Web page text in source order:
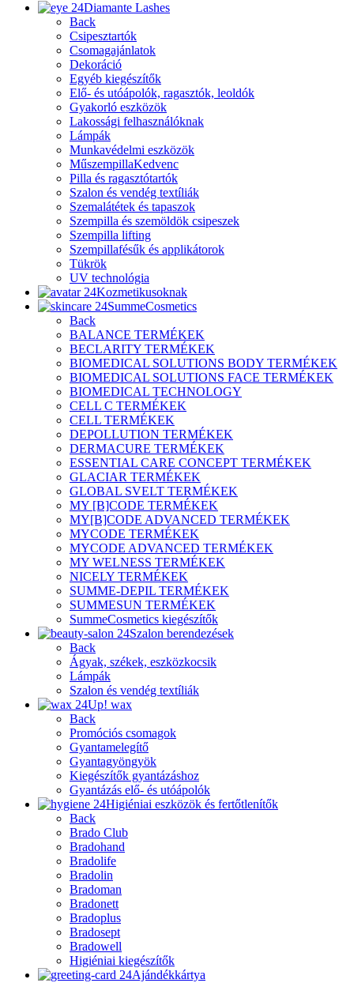
Diamante Lashes
Back
Csipesztartók
Csomagajánlatok
Dekoráció
Egyéb kiegészítők
Elő- és utóápolók, ragasztók, leoldók
Gyakorló eszközök
Lakossági felhasználóknak
Lámpák
Munkavédelmi eszközök
MűszempillaKedvenc
Pilla és ragasztótartók
Szalon és vendég textíliák
Szemalátétek és tapaszok
Szempilla és szemöldök csipeszek
Szempilla lifting
Szempillafésűk és applikátorok
Tükrök
UV technológia
Kozmetikusoknak
SummeCosmetics
Back
BALANCE TERMÉKEK
BECLARITY TERMÉKEK
BIOMEDICAL SOLUTIONS BODY TERMÉKEK
BIOMEDICAL SOLUTIONS FACE TERMÉKEK
BIOMEDICAL TECHNOLOGY
CELL C TERMÉKEK
CELL TERMÉKEK
DEPOLLUTION TERMÉKEK
DERMACURE TERMÉKEK
ESSENTIAL CARE CONCEPT TERMÉKEK
GLACIAR TERMÉKEK
GLOBAL SVELT TERMÉKEK
MY [B]CODE TERMÉKEK
MY[B]CODE ADVANCED TERMÉKEK
MYCODE TERMÉKEK
MYCODE ADVANCED TERMÉKEK
MY WELNESS TERMÉKEK
NICELY TERMÉKEK
SUMME-DEPIL TERMÉKEK
SUMMESUN TERMÉKEK
SummeCosmetics kiegészítők
Szalon berendezések
Back
Ágyak, székek, eszközkocsik
Lámpák
Szalon és vendég textíliák
Up! wax
Back
Promóciós csomagok
Gyantamelegítő
Gyantagyöngyök
Kiegészítők gyantázáshoz
Gyantázás elő- és utóápolók
Higiéniai eszközök és fertőtlenítők
Back
Brado Club
Bradohand
Bradolife
Bradolin
Bradoman
Bradonett
Bradoplus
Bradosept
Bradowell
Higiéniai kiegészítők
Ajándékkártya